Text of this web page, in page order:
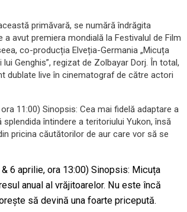
primăvară, se numără îndrăgita
a avut premiera mondială la Festivalul de Film
co-producția Elveția-Germania „Micuța
Genghis”, regizat de Zolbayar Dorj. În total,
dublate live în cinematograf de către actori
11:00) Sinopsis: Cea mai fidelă adaptare a
întindere a teritoriului Yukon, însă
pricina căutătorilor de aur care vor să se
6 aprilie, ora 13:00) Sinopsis: Micuța
anual al vrăjitoarelor. Nu este încă
să devină una foarte pricepută.